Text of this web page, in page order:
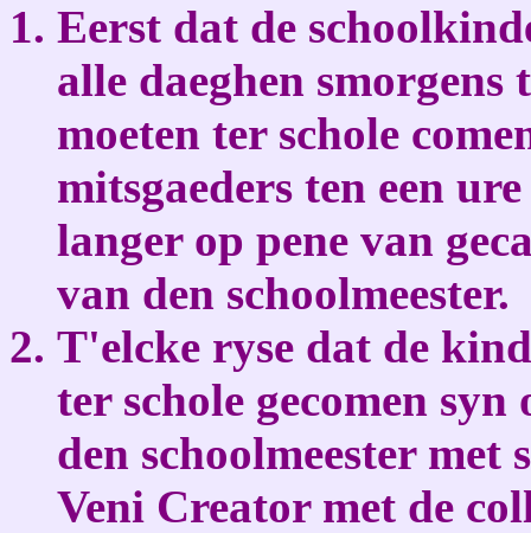
Eerst dat de
alle daeghen smorgens
moeten ter schole
mitsgaeders ten een
langer op pene van
van den schoolmeester.
T'elcke ryse dat de
ter schole gecomen
den schoolmeester met
Veni Creator met de